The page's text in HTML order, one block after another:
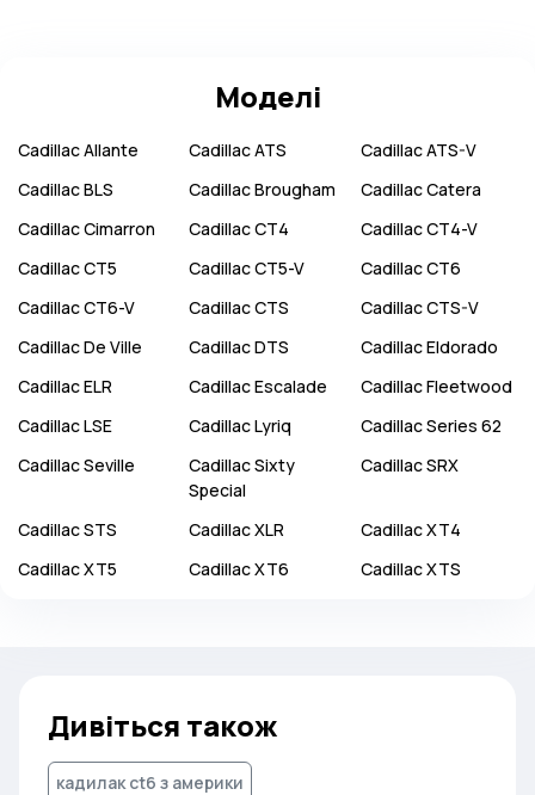
Моделі
CadillacAllante CadillacATS CadillacATS-V
CadillacBLS CadillacBrougham CadillacCatera
CadillacCimarron CadillacCT4 CadillacCT4-V
CadillacCT5 CadillacCT5-V CadillacCT6
CadillacCT6-V CadillacCTS CadillacCTS-V
CadillacDe Ville CadillacDTS CadillacEldorado
CadillacELR CadillacEscalade CadillacFleetwood
CadillacLSE CadillacLyriq CadillacSeries 62
CadillacSeville CadillacSixty
Special
CadillacSRX
CadillacSTS CadillacXLR CadillacXT4
CadillacXT5 CadillacXT6 CadillacXTS
Дивіться також
кадилак ct6 з америки